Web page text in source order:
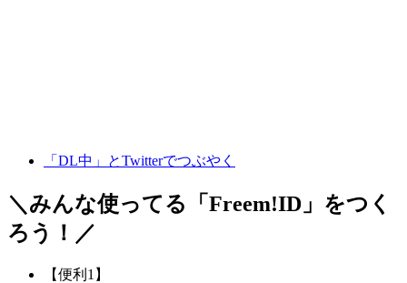
「DL中」とTwitterでつぶやく
＼みんな使ってる「 Freem!ID 」をつく
ろう！／
【便利1】